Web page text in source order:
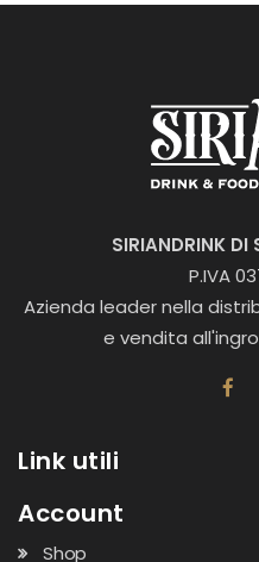
SIRIANDRINK DI
P.IVA
Azienda leader nella
e vendita
Link utili
Account
Shop